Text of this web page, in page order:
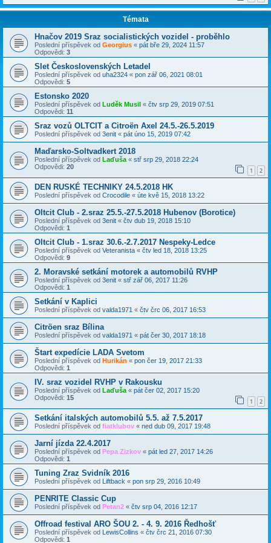
Témata
Hnačov 2019 Sraz socialistických vozidel - proběhlo
Poslední příspěvek od Georgius « pát bře 29, 2024 11:57
Odpovědi: 3
Slet Československých Letadel
Poslední příspěvek od uha2324 « pon zář 06, 2021 08:01
Odpovědi: 5
Estonsko 2020
Poslední příspěvek od Luděk Musil « čtv srp 29, 2019 07:51
Odpovědi: 11
Sraz vozů OLTCIT a Citroën Axel 24.5.-26.5.2019
Poslední příspěvek od 3enit « pát úno 15, 2019 07:42
Maďarsko-Soltvadkert 2018
Poslední příspěvek od Laďuša« stř srp 29, 2018 22:24
Odpovědi: 20 1 2
DEN RUSKÉ TECHNIKY 24.5.2018 HK
Poslední příspěvek od Crocodile « úte kvě 15, 2018 13:22
Oltcit Club - 2.sraz 25.5.-27.5.2018 Hubenov (Borotice)
Poslední příspěvek od 3enit « čtv dub 19, 2018 15:10
Odpovědi: 1
Oltcit Club - 1.sraz 30.6.-2.7.2017 Nespeky-Ledce
Poslední příspěvek od Veteranista « čtv led 18, 2018 13:25
Odpovědi: 9
2. Moravské setkání motorek a automobilů RVHP
Poslední příspěvek od 3enit « stř zář 06, 2017 11:26
Odpovědi: 1
Setkání v Kaplici
Poslední příspěvek od valda1971 « čtv črc 06, 2017 16:53
Citröen sraz Bílina
Poslední příspěvek od valda1971 « pát čer 30, 2017 18:18
Štart expedície LADA Svetom
Poslední příspěvek od Hurikán « pon čer 19, 2017 21:33
Odpovědi: 1
IV. sraz vozidel RVHP v Rakousku
Poslední příspěvek od Laďuša « pát čer 02, 2017 15:20
Odpovědi: 15 1 2
Setkání italských automobilů 5.5. až 7.5.2017
Poslední příspěvek od fiatklubov « ned dub 09, 2017 19:48
Jarní jízda 22.4.2017
Poslední příspěvek od Pepa Zizkov « pát led 27, 2017 14:26
Odpovědi: 1
Tuning Zraz Svidník 2016
Poslední příspěvek od Liftback « pon srp 29, 2016 10:49
PENRITE Classic Cup
Poslední příspěvek od Petan2 « čtv srp 04, 2016 12:17
Offroad festival ARO ŠOU 2. - 4. 9. 2016 Ředhošť
Poslední příspěvek od LewisCollins « čtv črc 21, 2016 07:30
Odpovědi: 1